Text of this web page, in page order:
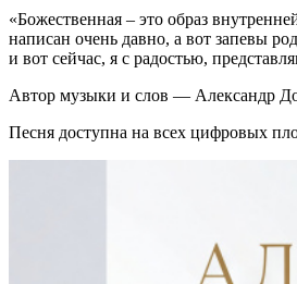
«Божественная – это образ
написан очень давно, а вот запевы
и вот сейчас, я с радостью,
Автор музыки и слов — Александр
Песня доступна на всех цифровых